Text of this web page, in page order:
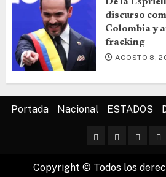
discurso
Colombia y
fracking
AGOSTO 8,
Portada Nacional ESTADOS
Copyright © Todos los